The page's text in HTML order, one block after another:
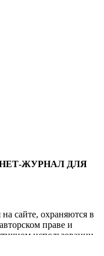
ЖУРНАЛ ДЛЯ
сайте, охраняются в
праве и
использовании